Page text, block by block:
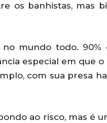
os banhistas, mas
mundo todo. 90%
especial em que o
com sua presa
ao risco, mas é